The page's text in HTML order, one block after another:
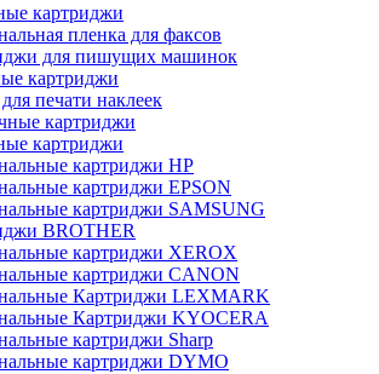
картриджи
пленка для факсов
для пишущих машинок
картриджи
печати наклеек
картриджи
картриджи
картриджи HP
картриджи EPSON
картриджи SAMSUNG
BROTHER
картриджи XEROX
картриджи CANON
Картриджи LEXMARK
Картриджи KYOCERA
картриджи Sharp
картриджи DYMO